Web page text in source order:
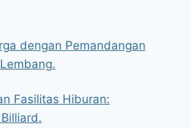
dengan Pemandangan
Fasilitas Hiburan: